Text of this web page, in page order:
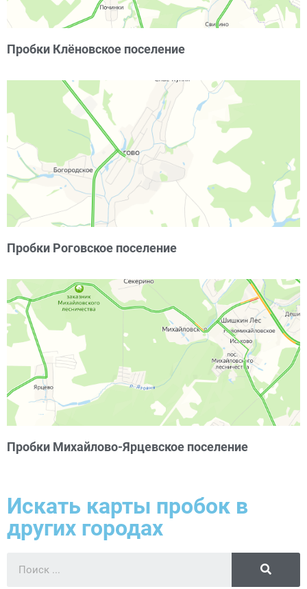
Пробки Клёновское поселение
Пробки Роговское поселение
Пробки Михайлово-Ярцевское поселение
Искать карты пробок в
других городах